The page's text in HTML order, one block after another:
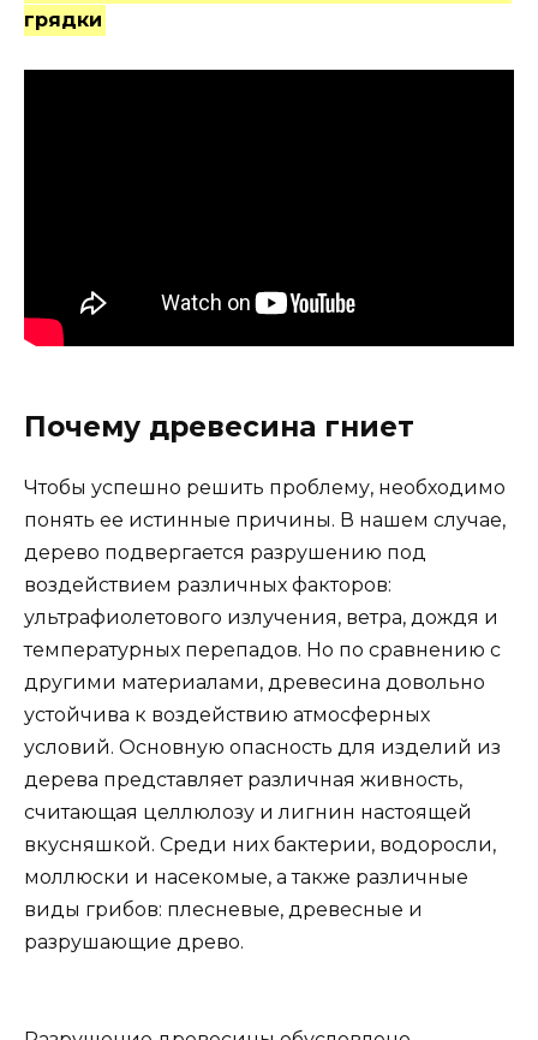
грядки
Почему древесина гниет
Чтобы успешно решить проблему, необходимо
понять ее истинные причины. В нашем случае,
дерево подвергается разрушению под
воздействием различных факторов:
ультрафиолетового излучения, ветра, дождя и
температурных перепадов. Но по сравнению с
другими материалами, древесина довольно
устойчива к воздействию атмосферных
условий. Основную опасность для изделий из
дерева представляет различная живность,
считающая целлюлозу и лигнин настоящей
вкусняшкой. Среди них бактерии, водоросли,
моллюски и насекомые, а также различные
виды грибов: плесневые, древесные и
разрушающие древо.